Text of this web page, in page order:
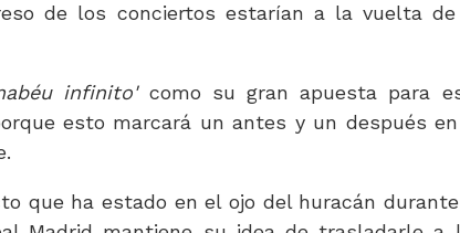
de los conciertos estarían a la vuelta
infinito'como su gran apuesta para
esto marcará un antes y un después
que ha estado en el ojo del huracán